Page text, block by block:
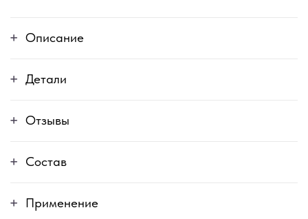
Описание
Детали
Отзывы
Состав
Применение